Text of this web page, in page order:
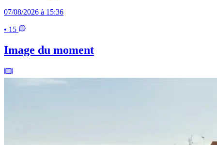
07/08/2026 à 15:36
• 15
Image du moment